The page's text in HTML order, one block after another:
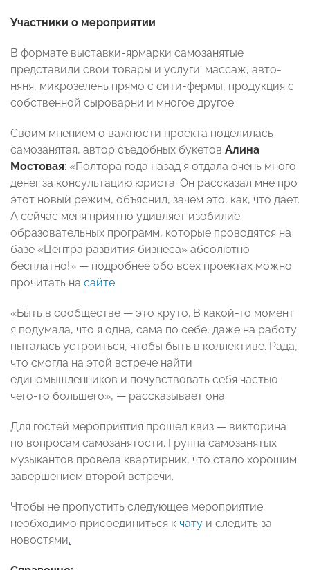
Участники о мероприятии
В формате выставки-ярмарки самозанятые
представили свои товары и услуги: массаж, авто-
няня, микрозелень прямо с сити-фермы, продукция с
собственной сыроварни и многое другое.
Своим мнением о важности проекта поделилась
самозанятая, автор съедобных букетов Алина
Мостовая: «Полтора года назад я отдала очень много
денег за консультацию юриста. Он рассказал мне про
этот новый режим, объяснил, зачем это, как, что дает.
А сейчас меня приятно удивляет изобилие
образовательных программ, которые проводятся на
базе «Центра развития бизнеса» абсолютно
бесплатно!» — подробнее обо всех проектах можно
прочитать на сайте.
«Быть в сообществе — это круто. В какой-то момент
я подумала, что я одна, сама по себе, даже на работу
пыталась устроиться, чтобы быть в коллективе. Рада,
что смогла на этой встрече найти
единомышленников и почувствовать себя частью
чего-то большего», — рассказывает она.
Для гостей мероприятия прошел квиз — викторина
по вопросам самозанятости. Группа самозанятых
музыкантов провела квартирник, что стало хорошим
завершением второй встречи.
Чтобы не пропустить следующее мероприятие
необходимо присоединиться к чату и следить за
новостями.